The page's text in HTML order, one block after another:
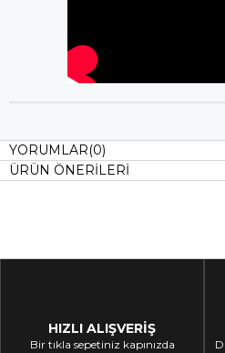
YORUMLAR(0)
ÜRÜN ÖNERILERI
HIZLI ALIŞVERİŞ
Bir tıkla sepetiniz kapınızda